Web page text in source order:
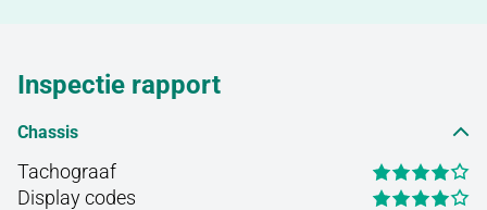
Inspectie rapport
Chassis
Tachograaf
Display codes